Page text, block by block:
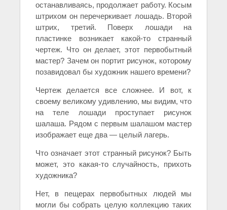
останавливаясь, продолжает работу. Косым
штрихом он перечеркивает лошадь. Второй
штрих, третий. Поверх лошади на
пластинке возникает какой-то странный
чертеж. Что он делает, этот первобытный
мастер? Зачем он портит рисунок, которому
позавидовал бы художник нашего времени?
Чертеж делается все сложнее. И вот, к
своему великому удивлению, мы видим, что
на теле лошади проступает рисунок
шалаша. Рядом с первым шалашом мастер
изображает еще два — целый лагерь.
Что означает этот странный рисунок? Быть
может, это какая-то случайность, прихоть
художника?
Нет, в пещерах первобытных людей мы
могли бы собрать целую коллекцию таких